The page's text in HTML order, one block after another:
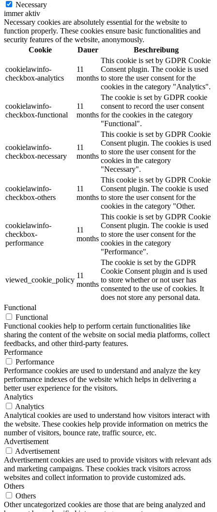
Necessary
immer aktiv
Necessary cookies are absolutely essential for the website to
function properly. These cookies ensure basic functionalities and
security features of the website, anonymously.
Cookie
Dauer Beschreibung
cookielawinfo-
checkbox-analytics
11
months
This cookie is set by GDPR Cookie
Consent plugin. The cookie is used
to store the user consent for the
cookies in the category "Analytics".
cookielawinfo-
checkbox-functional
11
months
The cookie is set by GDPR cookie
consent to record the user consent
for the cookies in the category
"Functional".
cookielawinfo-
checkbox-necessary
11
months
This cookie is set by GDPR Cookie
Consent plugin. The cookies is used
to store the user consent for the
cookies in the category
"Necessary".
cookielawinfo-
checkbox-others
11
months
This cookie is set by GDPR Cookie
Consent plugin. The cookie is used
to store the user consent for the
cookies in the category "Other.
cookielawinfo-
checkbox-
performance
11
months
This cookie is set by GDPR Cookie
Consent plugin. The cookie is used
to store the user consent for the
cookies in the category
"Performance".
viewed_cookie_policy
11
months
The cookie is set by the GDPR
Cookie Consent plugin and is used
to store whether or not user has
consented to the use of cookies. It
does not store any personal data.
Functional
Functional
Functional cookies help to perform certain functionalities like
sharing the content of the website on social media platforms, collect
feedbacks, and other third-party features.
Performance
Performance
Performance cookies are used to understand and analyze the key
performance indexes of the website which helps in delivering a
better user experience for the visitors.
Analytics
Analytics
Analytical cookies are used to understand how visitors interact with
the website. These cookies help provide information on metrics the
number of visitors, bounce rate, traffic source, etc.
Advertisement
Advertisement
Advertisement cookies are used to provide visitors with relevant ads
and marketing campaigns. These cookies track visitors across
websites and collect information to provide customized ads.
Others
Others
Other uncategorized cookies are those that are being analyzed and